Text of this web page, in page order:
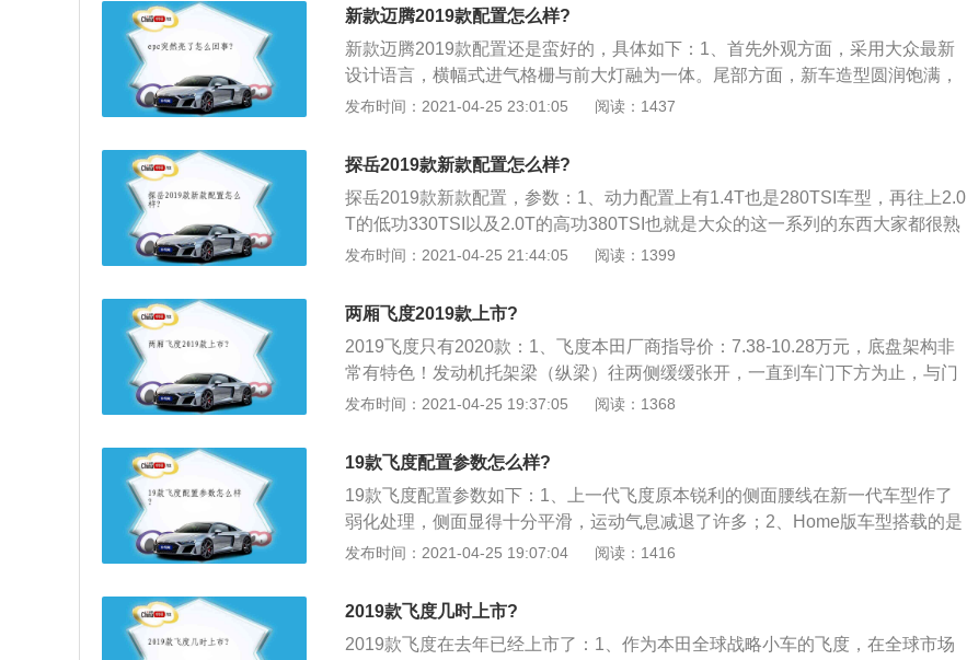
排座椅在支持常规放倒的前提下，坐垫也可以进行折叠，进一步灵活运用了车内
的储物空间；5、后背厢设计规整，不过储物空间表现中规中矩，对于日常出行
来说还算是够用的。后背厢下方配备了一个长方形储物格，可以储存随车工具等
方面1.0T发动机是三缸的，但是也有1.5L混动系统可以选择，这一点倒是不怕，
底盘结构也保留了原有的水平。整体来看，全新一代飞度买菜车属性max加成，
能否延续“超跑”传说，交给市场来判决；3、从设计层面来看，全新一代飞度和以
往三代车型看起来天差地别。更加圆润饱满的造型设计让它看起来更具亲和力，
而奶凶奶凶的颜值也让它不太像曾经的“平民钢炮”。不过全新换装的混动系统是
支持常规放倒的前提下，坐垫也可以进行折叠，进一步灵活运用了车内的储物空
间；5、后背厢设计规整，不过储物空间表现中规中矩，对于日常出行来说还算
是够用的。后背厢下方配备了一个长方形储物格，可以储存随车工具等日常出行
新款迈腾2019款配置怎么样?
新款迈腾2019款配置还是蛮好的，具体如下：1、首先外观方面，采用大众最新
设计语言，横幅式进气格栅与前大灯融为一体。尾部方面，新车造型圆润饱满，
大众LOGO被设计在中央位置，尾灯造型与头灯相呼应，LED光源尾灯点亮效果
来运动范儿十足；2、本次新款迈腾最大的亮点是动力方面的提升，3款330TSI车
型发动机由原来的1.8T涡轮增压发动机，升级为第三代EA8882.0T137千瓦卓效
版涡轮增压发动机。使330TSI车型的百公里加速时间由此前的8.3秒提升至7.5
秒，而百公里综合油耗却由之前的6.4升降低至6.2升；3、空间方面：我个人感觉
这款车前排和后排之间的空间设计还是很合理的，不管是驾驶还是乘坐，大面积
光面积和可开启面积是完全一样的；4、如今总体来说这款车还是比较不错的，
不管是外观，配置，还是内部空间的设计上，我认为都能满足一般家庭用车的需
求。并且，这款车在安全性能上，我感觉也是有着比较出色的表现，而车身用料
发布时间：2021-04-25 23:01:05 阅读：1437
探岳2019款新款配置怎么样?
探岳2019款新款配置，参数：1、动力配置上有1.4T也是280TSI车型，再往上2.0
T的低功330TSI以及2.0T的高功380TSI也就是大众的这一系列的东西大家都很熟
悉了。但是它有一点不同的是，它第一次在330TSI动力版本上提供了四驱车型；
和运动感。车身前脸是硬朗的X型、腰线十分的犀利，富于运动感；3、车顶轮廓
工艺优越。探岳还有一个亮点就是它的科技配置，它搭载了一系列，像HUD平视
显示系统、360度全景倒车影响、PLA3.0泊车系统等为驾驶者日常的使用提供了
方便。
发布时间：2021-04-25 21:44:05 阅读：1399
两厢飞度2019款上市?
2019飞度只有2020款：1、飞度本田厂商指导价：7.38-10.28万元，底盘架构非
常有特色！发动机托架梁（纵梁）往两侧缓缓张开，一直到车门下方为止，与门
槛梁连为一体。最后在车尾处慢慢收拢到车轮内侧。而油箱位置则布置在前排下
的布局，事实上整体和别克的昂科威非常类似。底盘强度其实是很高的。本田用
心良苦；3、飞度这么小的车，但内部空间坐过的人恐怕都对其赞不绝口。“四轮
四角”的设计使它做到了小外观大内部的设计目的。实用性非常高。
发布时间：2021-04-25 19:37:05 阅读：1368
19款飞度配置参数怎么样?
19款飞度配置参数如下：1、上一代飞度原本锐利的侧面腰线在新一代车型作了
弱化处理，侧面显得十分平滑，运动气息减退了许多；2、Home版车型搭载的是
优科豪马BluEarth-A节能轮胎，前后轮胎规格均为185\/55R16，比目前国产现款
个版本车型分别搭配4款轮圈，其中仅最入]的Basic版配备钢制轮圈，Home和Ne
发布时间：2021-04-25 19:07:04 阅读：1416
2019款飞度几时上市?
2019款飞度在去年已经上市了：1、作为本田全球战略小车的飞度，在全球市场